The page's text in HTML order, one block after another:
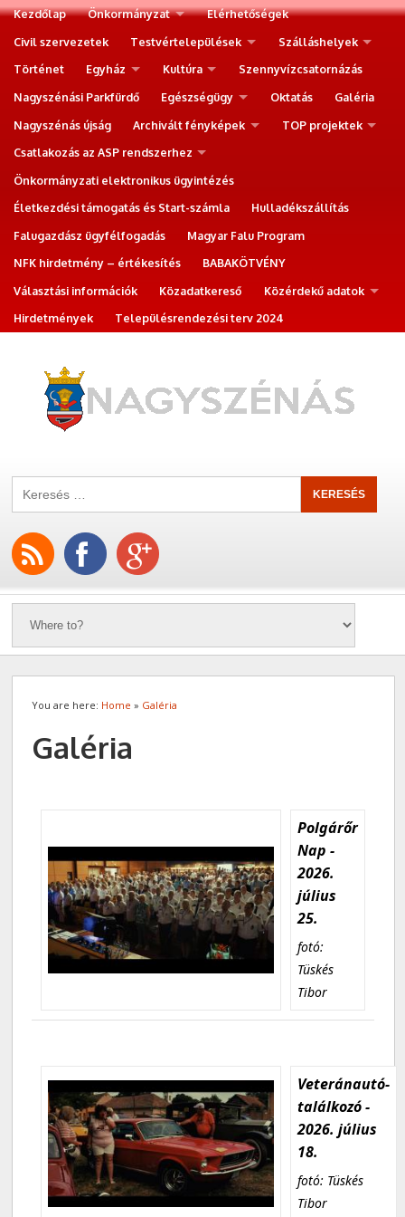
Kezdőlap Önkormányzat
Elérhetőségek
Civil szervezetek
Testvértelepülések
Szálláshelyek
Történet
Egyház Kultúra
Szennyvízcsatornázás
Nagyszénási Parkfürdő
Egészségügy Oktatás
Galéria
Nagyszénás újság
Archivált fényképek
TOP projektek
Csatlakozás az ASP rendszerhez
Önkormányzati elektronikus ügyintézés
Életkezdési támogatás és Start-számla
Hulladékszállítás
Falugazdász ügyfélfogadás
Magyar Falu Program
NFK hirdetmény – értékesítés
BABAKÖTVÉNY
Választási információk
Közadatkereső
Közérdekű adatok
Hirdetmények
Településrendezési terv 2024
You are here: Home » Galéria
Galéria
Polgárőr
Nap -
2026.
július
25.
fotó:
Tüskés
Tibor
Veteránautó-
találkozó -
2026. július
18.
fotó: Tüskés
Tibor